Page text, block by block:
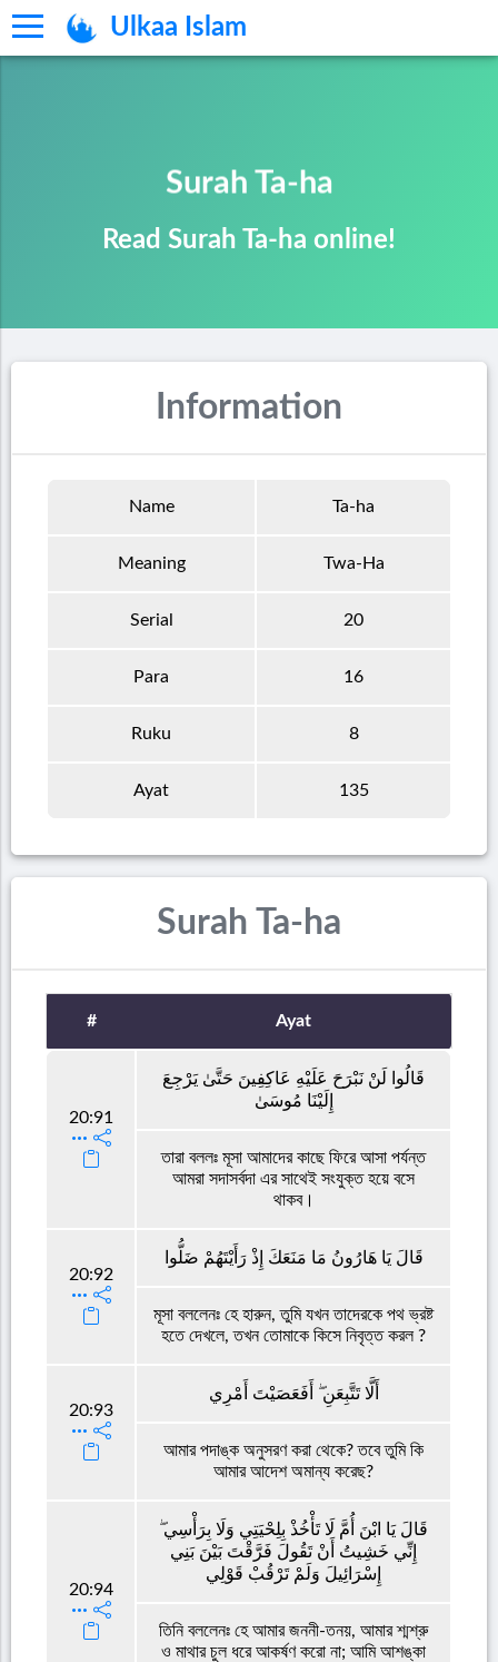
Ulkaa Islam
Surah Ta-ha
Read Surah Ta-ha online!
Information
Name Ta-ha
Meaning Twa-Ha
Serial 20
Para 16
Ruku 8
Ayat 135
Surah Ta-ha
# Ayat
20:91
قَالُوا لَنْ نَبْرَحَ عَلَيْهِ عَاكِفِينَ حَتَّىٰ يَرْجِعَ
إِلَيْنَا مُوسَىٰ
তারা বললঃ মূসা আমাদের কাছে ফিরে আসা পর্যন্ত
আমরা সদাসর্বদা এর সাথেই সংযুক্ত হয়ে বসে
থাকব।
20:92
قَالَ يَا هَارُونُ مَا مَنَعَكَ إِذْ رَأَيْتَهُمْ ضَلُّوا
মূসা বললেনঃ হে হারুন, তুমি যখন তাদেরকে পথ ভ্রষ্ট
হতে দেখলে, তখন তোমাকে কিসে নিবৃত্ত করল ?
20:93
أَلَّا تَتَّبِعَنِ ۖ أَفَعَصَيْتَ أَمْرِي
আমার পদাঙ্ক অনুসরণ করা থেকে? তবে তুমি কি
আমার আদেশ অমান্য করেছ?
20:94
قَالَ يَا ابْنَ أُمَّ لَا تَأْخُذْ بِلِحْيَتِي وَلَا بِرَأْسِي ۖ
إِنِّي خَشِيتُ أَنْ تَقُولَ فَرَّقْتَ بَيْنَ بَنِي
إِسْرَائِيلَ وَلَمْ تَرْقُبْ قَوْلِي
তিনি বললেনঃ হে আমার জননী-তনয়, আমার শ্মশ্রু
ও মাথার চুল ধরে আকর্ষণ করো না; আমি আশঙ্কা